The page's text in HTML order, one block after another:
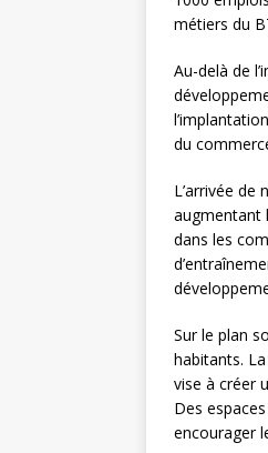
métiers du
Au-delà de
du
L’arrivée de
augmentant
dans les
Sur le plan
habitants.
vise à créer
Des
encourager